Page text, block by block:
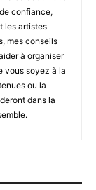
confiance,
les artistes
mes conseils
à organiser
vous soyez à la
ou la
dans la